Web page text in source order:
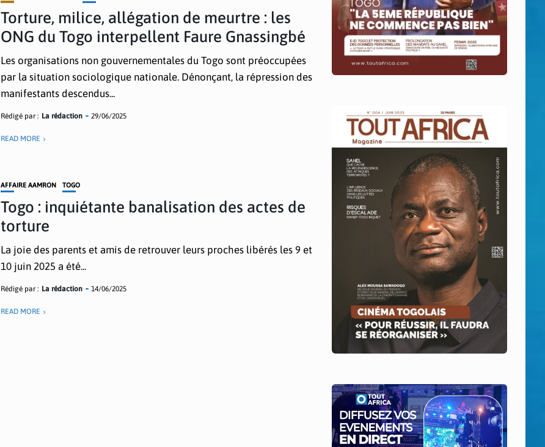
Torture, milice, allégation de meurtre : les
ONG du Togo interpellent Faure Gnassingbé
Les organisations non gouvernementales du Togo sont préoccupées
par la situation sociologique nationale. Dénonçant, la répression des
manifestants descendus...
Rédigé par : La rédaction 29/06/2025
READ MORE
AFFAIRE AAMRON TOGO
Togo : inquiétante banalisation des actes de
torture
La joie des parents et amis de retrouver leurs proches libérés les 9 et
10 juin 2025 a été...
Rédigé par : La rédaction 14/06/2025
READ MORE